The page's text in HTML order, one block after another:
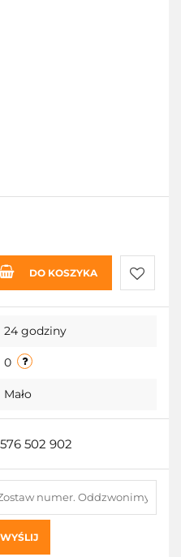
DO KOSZYKA
Do
24 godziny
0
Mało
502 902
WYŚLIJ